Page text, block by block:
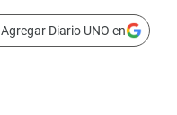
Agregar Diario UNO en